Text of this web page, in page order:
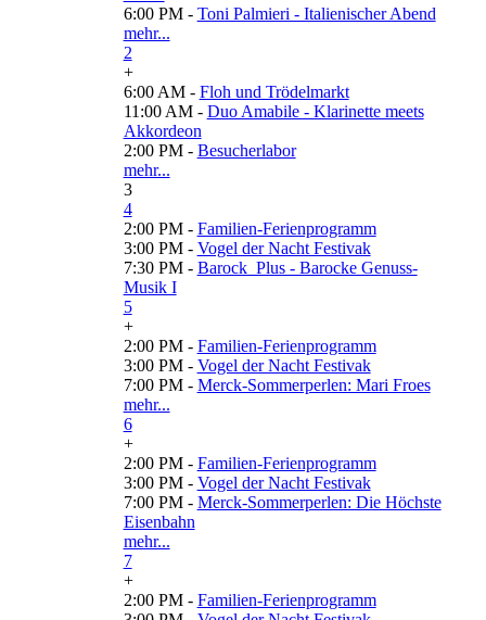
6:00 PM - Toni Palmieri - Italienischer Abend
mehr...
2
+
6:00 AM - Floh und Trödelmarkt
11:00 AM - Duo Amabile - Klarinette meets
Akkordeon
2:00 PM - Besucherlabor
mehr...
3
4
2:00 PM - Familien-Ferienprogramm
3:00 PM - Vogel der Nacht Festivak
7:30 PM - Barock_Plus - Barocke Genuss-
Musik I
5
+
2:00 PM - Familien-Ferienprogramm
3:00 PM - Vogel der Nacht Festivak
7:00 PM - Merck-Sommerperlen: Mari Froes
mehr...
6
+
2:00 PM - Familien-Ferienprogramm
3:00 PM - Vogel der Nacht Festivak
7:00 PM - Merck-Sommerperlen: Die Höchste
Eisenbahn
mehr...
7
+
2:00 PM - Familien-Ferienprogramm